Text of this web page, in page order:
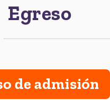
Egreso
de admisión